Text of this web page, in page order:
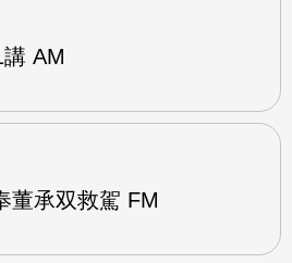
AM
董承双救駕 FM